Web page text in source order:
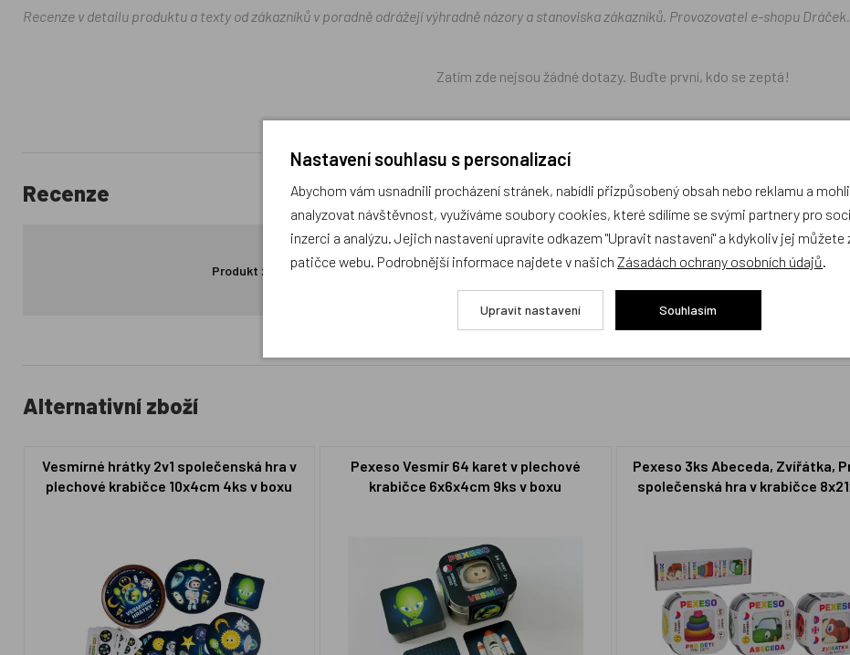
Recenze v detailu produktu a texty od zákazníků v poradně odrážejí výhradně názory a stanoviska zákazníků. Provozovatel e-shopu
Zatím zde nejsou žádné dotazy. Buďte první, kdo se zeptá!
Recenze
Produkt zatím nemá žádné hodnocení,buďte první, kdo produkt ohodnotí!
Alternativní zboží
Vesmírné hrátky 2v1 společenská hra v
plechové krabičce 10x4cm 4ks v boxu
Pexeso Vesmír 64 karet v plechové
krabičce 6x6x4cm 9ks v boxu
Pexeso 3ks Abeceda, Zvířátka,
společenská hra v krabičce
Nastavení souhlasu s personalizací
Abychom vám usnadnili procházení stránek, nabídli přizpůsobený obsah nebo reklamu a
analyzovat návštěvnost, využíváme soubory cookies, které sdílíme se svými partnery pro
inzerci a analýzu. Jejich nastavení upravíte odkazem "Upravit nastavení" a kdykoliv jej můžete
patičce webu. Podrobnější informace najdete v našich Zásadách ochrany osobních údajů
Upravit nastavení Souhlasím